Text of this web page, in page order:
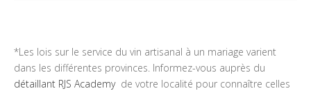
*Les lois sur le service du vin artisanal à un mariage varient
dans les différentes provinces. Informez-vous auprès du
détaillant RJS Academy de votre localité pour connaître celles